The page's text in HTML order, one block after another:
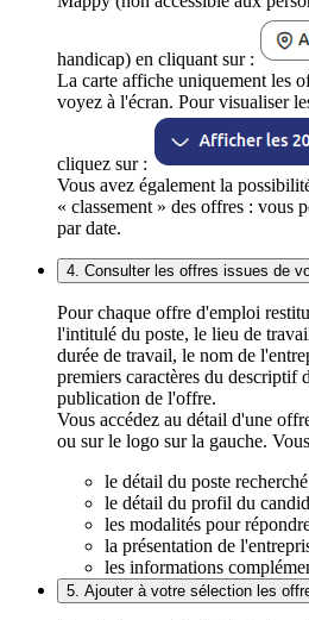
handicap) en cliquant sur :
La carte affiche uniquement les
voyez à l'écran. Pour visualiser
cliquez sur :
Vous avez également la
« classement » des offres : vous
par date.
4. Consulter les offres issues de
Pour chaque offre d'emploi
l'intitulé du poste, le lieu de
durée de travail, le nom de
premiers caractères du descriptif
publication de l'offre.
Vous accédez au détail d'une
ou sur le logo sur la gauche.
le détail du poste
le détail du profil du
les modalités pour
la présentation de
les informations
5. Ajouter à votre sélection les